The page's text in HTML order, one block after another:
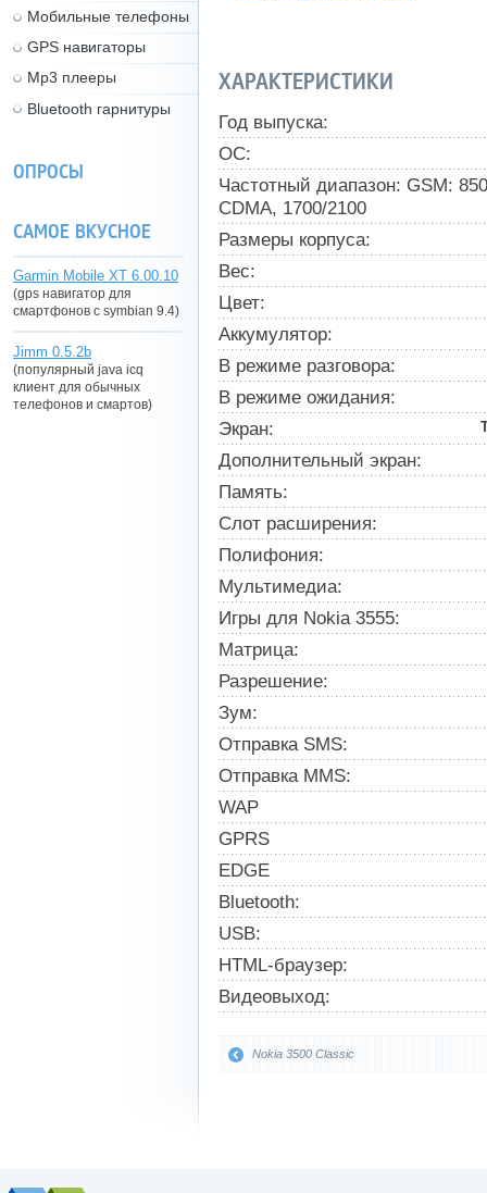
ХАРАКТЕРИСТИКИ
Год выпуска:
ОС:
Частотный диапазон: GSM:
CDMA, 1700/2100
Размеры корпуса:
Вес:
Цвет:
Аккумулятор:
В режиме разговора:
В режиме ожидания:
Экран:
Дополнительный экран:
Память:
Слот расширения:
Полифония:
Мультимедиа:
Игры для Nokia 3555:
Матрица:
Разрешение:
Зум:
Отправка SMS:
Отправка MMS:
WAP
GPRS
EDGE
Bluetooth:
USB:
HTML-браузер:
Видеовыход:
Nokia 3500 Classic
Мобильные телефоны
GPS навигаторы
Mp3 плееры
Bluetooth гарнитуры
ОПРОСЫ
САМОЕ ВКУСНОЕ
Garmin Mobile XT 6.00.10
(gps навигатор для
смартфонов с symbian 9.4)
Jimm 0.5.2b
(популярный java icq
клиент для обычных
телефонов и смартов)